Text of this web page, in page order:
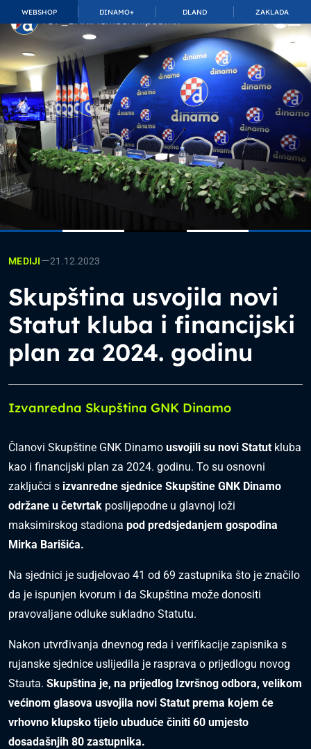
WEBSHOP DINAMO+ DLAND ZAKLADA
TOP_BAR.MembershipSuffix
MEDIJI—21.12.2023
Skupština usvojila novi
Statut kluba i financijski
plan za 2024. godinu
Izvanredna Skupština GNK Dinamo
Članovi Skupštine GNK Dinamo usvojili su novi Statut kluba
kao i financijski plan za 2024. godinu. To su osnovni
zaključci s izvanredne sjednice Skupštine GNK Dinamo
održane u četvrtak poslijepodne u glavnoj loži
maksimirskog stadiona pod predsjedanjem gospodina
Mirka Barišića.
Na sjednici je sudjelovao 41 od 69 zastupnika što je značilo
da je ispunjen kvorum i da Skupština može donositi
pravovaljane odluke sukladno Statutu.
Nakon utvrđivanja dnevnog reda i verifikacije zapisnika s
rujanske sjednice uslijedila je rasprava o prijedlogu novog
Stauta. Skupština je, na prijedlog Izvršnog odbora, velikom
većinom glasova usvojila novi Statut prema kojem će
vrhovno klupsko tijelo ubuduće činiti 60 umjesto
dosadašnjih 80 zastupnika.